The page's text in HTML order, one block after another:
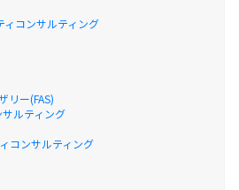
ィコンサルティング
リー(FAS)
ルティング
コンサルティング